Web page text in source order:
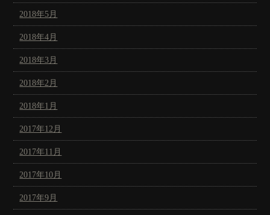
2018年5月
2018年4月
2018年3月
2018年2月
2018年1月
2017年12月
2017年11月
2017年10月
2017年9月